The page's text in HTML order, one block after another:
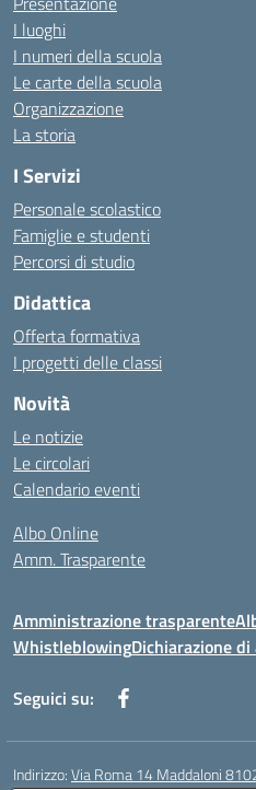
I luoghi
I numeri della scuola
Le carte della scuola
Organizzazione
La storia
I Servizi
Personale scolastico
Famiglie e studenti
Percorsi di studio
Didattica
Offerta formativa
I progetti delle classi
Novità
Le notizie
Le circolari
Calendario eventi
Albo Online
Amm. Trasparente
Amministrazione trasparente
WhistleblowingDichiarazione
Seguici su:
Indirizzo:Via Roma 14 Maddaloni